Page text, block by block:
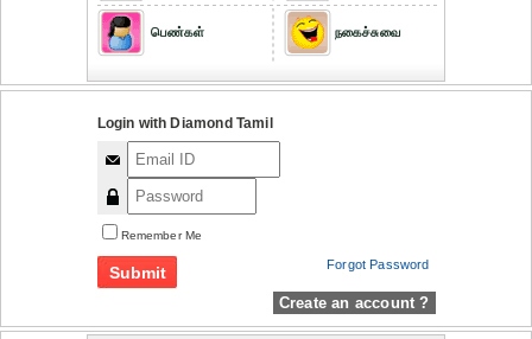
பெண்கள் நகைச்சுவை
Login with Diamond Tamil
Remember Me
Forgot Password
Create an account ?